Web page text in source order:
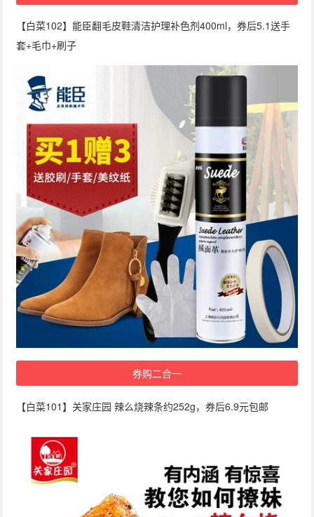
【白菜102】能臣翻毛皮鞋清洁护理补色剂400ml，券后5.1送手
套+毛巾+刷子
券购二合一
【白菜101】关家庄园 辣么烧辣条约252g，券后6.9元包邮